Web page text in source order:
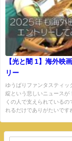
【光と闇 1】海外映
リー
ゆうばりファンタスティッ
綻という悲しいニュースが
くの人で支えられているの
れるだけでありがたいです